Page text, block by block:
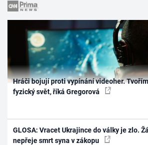
Hráči bojují proti vypínání videoher.
fyzický svět, říká Gregorová
GLOSA: Vracet Ukrajince do války je zlo.
nepřeje smrt syna v zákopu